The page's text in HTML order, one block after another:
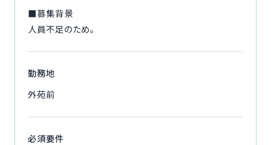
■募集背景
人員不足のため。
勤務地
外苑前
必須要件